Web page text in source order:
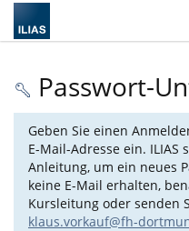
Passwort-
Geben Sie einen
E-Mail-Adresse ein. ILIAS
Anleitung, um ein neues
keine E-Mail erhalten,
Kursleitung oder senden
klaus.vorkauf@fh-